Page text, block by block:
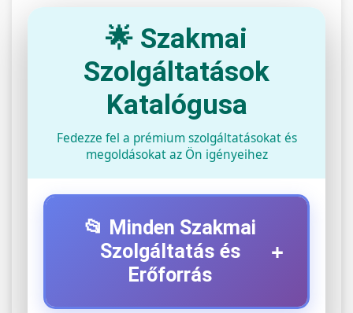
🌟 Szakmai
Szolgáltatások
Katalógusa
Fedezze fel a prémium szolgáltatásokat és
megoldásokat az Ön igényeihez
📂 Minden Szakmai
Szolgáltatás és
Erőforrás
+